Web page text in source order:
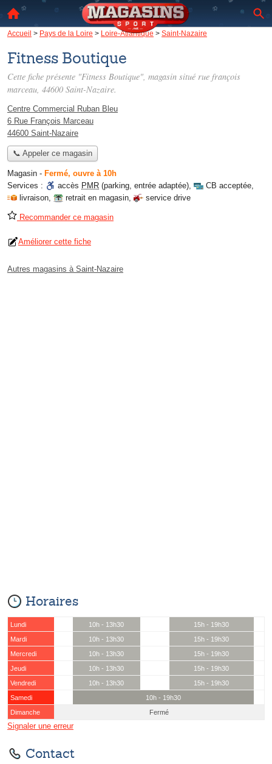
Accueil > Pays de la Loire > Loire-Atlantique > Saint-Nazaire
Fitness Boutique
Cette fiche présente "Fitness Boutique", magasin situé rue françois
marceau, 44600 Saint-Nazaire.
Centre Commercial Ruban Bleu
6 Rue François Marceau
44600 Saint-Nazaire
📞 Appeler ce magasin
Magasin - Fermé, ouvre à 10h
Services :
accès PMR (parking, entrée adaptée), CB acceptée,
livraison, retrait en magasin, service drive
Recommander ce magasin
Améliorer cette fiche
Autres magasins à Saint-Nazaire
Horaires
Lundi 10h - 13h30
15h - 19h30
Mardi
10h - 13h30
15h - 19h30
Mercredi
10h - 13h30
15h - 19h30
Jeudi
10h - 13h30
15h - 19h30
Vendredi
10h - 13h30
15h - 19h30
Samedi
10h - 19h30
Dimanche
Fermé
Signaler une erreur
Contact